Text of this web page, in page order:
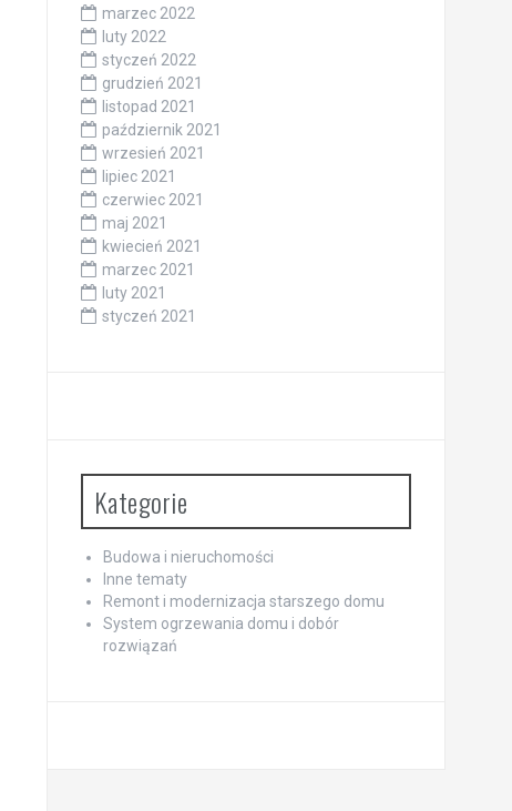
marzec 2022
luty 2022
styczeń 2022
grudzień 2021
listopad 2021
październik 2021
wrzesień 2021
lipiec 2021
czerwiec 2021
maj 2021
kwiecień 2021
marzec 2021
luty 2021
styczeń 2021
Kategorie
Budowa i nieruchomości
Inne tematy
Remont i modernizacja starszego domu
System ogrzewania domu i dobór
rozwiązań